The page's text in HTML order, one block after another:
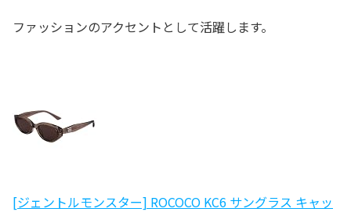
ファッションのアクセントとして活躍します。
[ジェントルモンスター] ROCOCO KC6 サングラス キャッ